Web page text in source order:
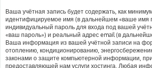
Ваша учётная запись будет содержать, как
идентифицируемое имя (в дальнейшем «ваше имя
индивидуальный пароль для входа под вашей
«ваш пароль») и реальный адрес email (в
Ваша информация из вашей учётной записи на
отоплению, кондиционированию,
законами о защите компьютерной информации,
предоставляющей нам услуги хостинга. Любая